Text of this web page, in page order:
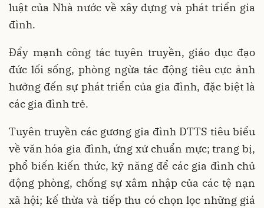
luật của Nhà nước về xây dựng và phát triển gia
đình.
Đẩy mạnh công tác tuyên truyền, giáo dục đạo
đức lối sống, phòng ngừa tác động tiêu cực ảnh
hưởng đến sự phát triển của gia đình, đặc biệt là
các gia đình trẻ.
Tuyên truyền các gương gia đình DTTS tiêu biểu
về văn hóa gia đình, ứng xử chuẩn mực; trang bị,
phổ biến kiến thức, kỹ năng để các gia đình chủ
động phòng, chống sự xâm nhập của các tệ nạn
xã hội; kế thừa và tiếp thu có chọn lọc những giá